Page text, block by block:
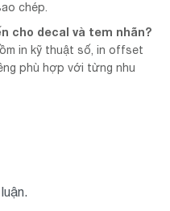
chép.
cho decal và tem nhãn?
in kỹ thuật số, in offset
phù hợp với từng nhu